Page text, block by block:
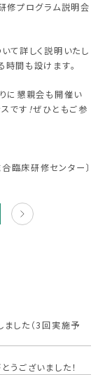
修プログラム説明会
て詳しく説明いたし
間も設けます。
に懇親会も開催い
です ！ぜひともご参
合臨床研修センター〕
した（3回実施予
うございました！